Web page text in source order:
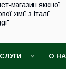
магазин якісної
хімії з Італії
О